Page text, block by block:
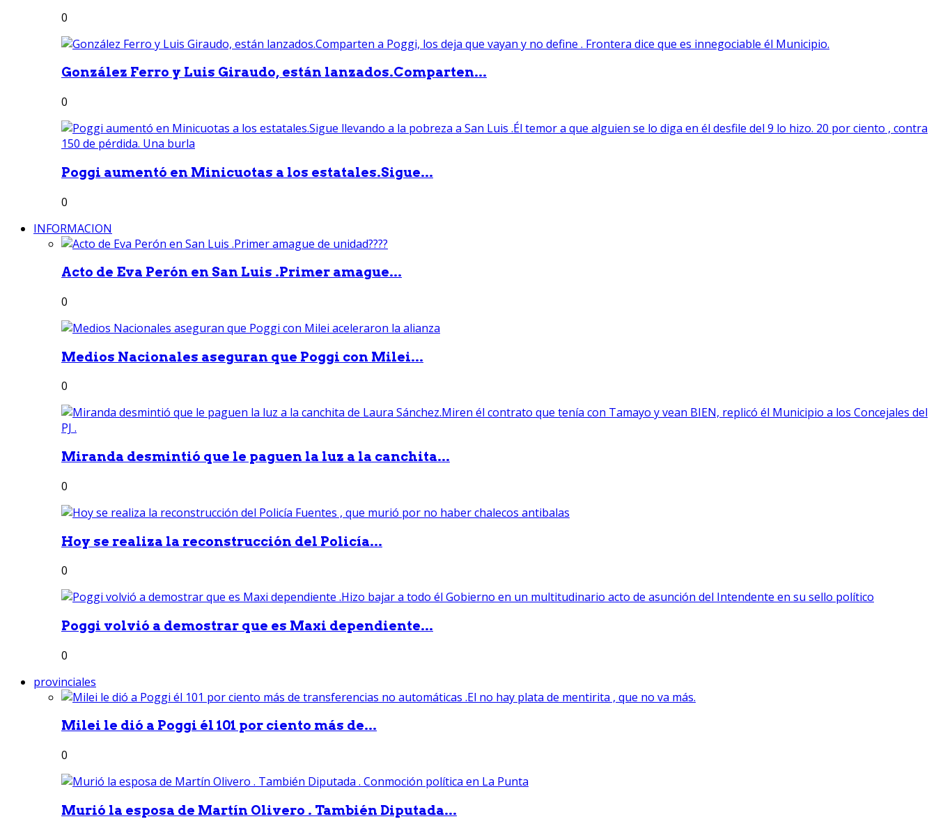
0
González Ferro y Luis Giraudo, están lanzados.Comparten...
0
Poggi aumentó en Minicuotas a los estatales.Sigue...
0
INFORMACION
Acto de Eva Perón en San Luis .Primer amague...
0
Medios Nacionales aseguran que Poggi con Milei...
0
Miranda desmintió que le paguen la luz a la canchita...
0
Hoy se realiza la reconstrucción del Policía...
0
Poggi volvió a demostrar que es Maxi dependiente...
0
provinciales
Milei le dió a Poggi él 101 por ciento más de...
0
Murió la esposa de Martín Olivero . También Diputada...